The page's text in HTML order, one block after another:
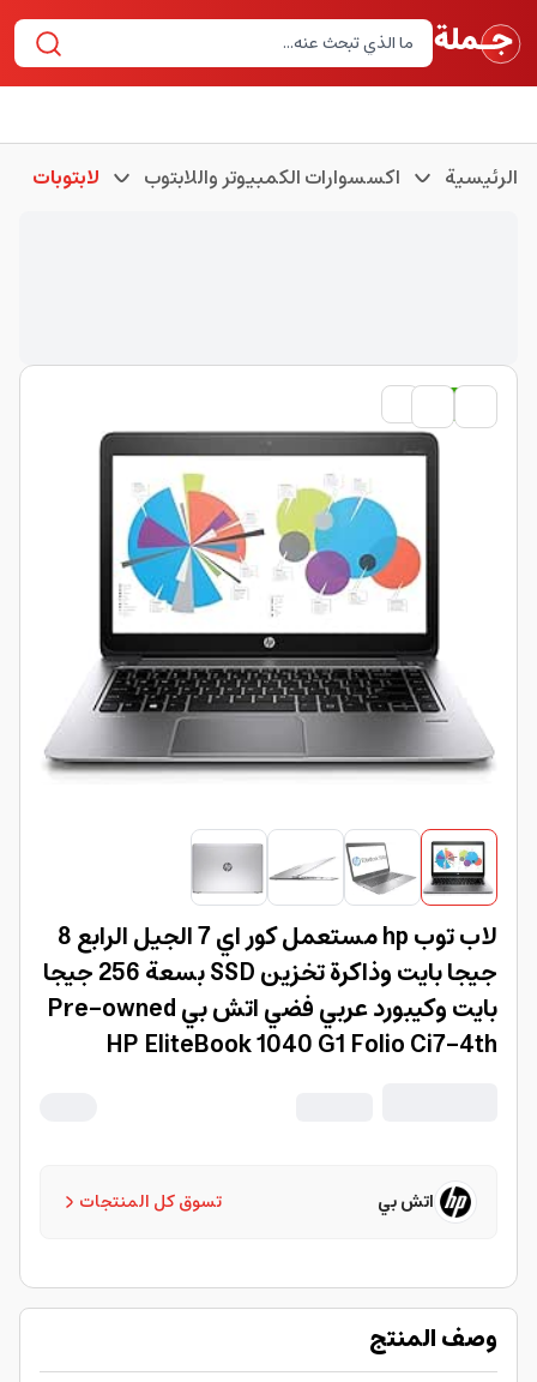
الرئيسية اكسسوارات الكمبيوتر واللابتوب لابتوبات
لاب توب hp مستعمل كور اي 7 الجيل الرابع 8
جيجا بايت وذاكرة تخزين SSD بسعة 256 جيجا
بايت وكيبورد عربي فضي اتش بي Pre-owned
HP EliteBook 1040 G1 Folio Ci7-4th
تسوق كل المنتجات اتش بي
وصف المنتج